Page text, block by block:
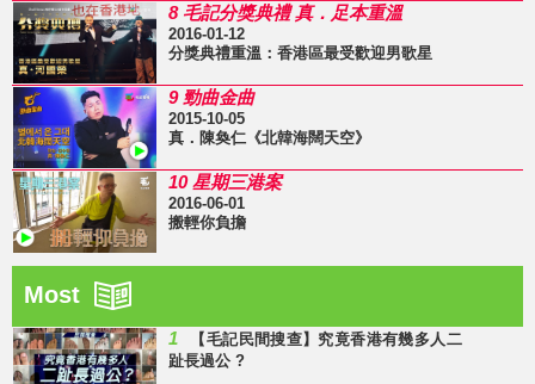
8 毛記分獎典禮 真．足本重溫
2016-01-12
分獎典禮重溫：香港區最受歡迎男歌星
9 勁曲金曲
2015-10-05
真．陳奐仁《北韓海闊天空》
10 星期三港案
2016-06-01
搬輕你負擔
Most
1
【毛記民間搜查】究竟香港有幾多人二
趾長過公 ?